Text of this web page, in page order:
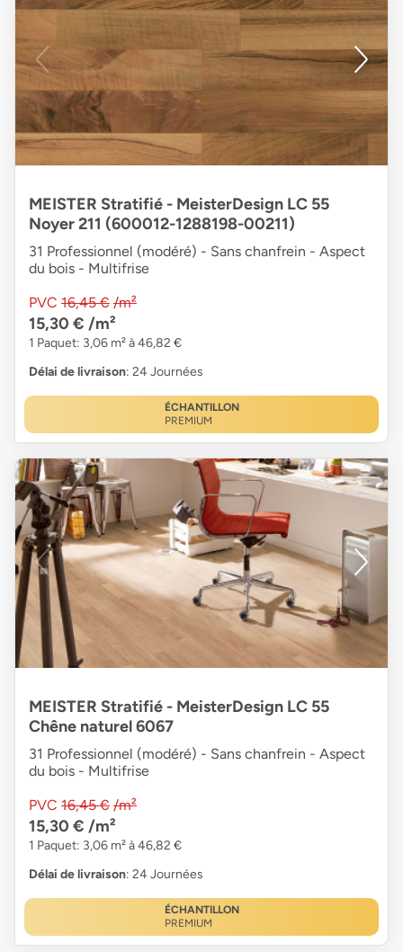
MEISTER Stratifié - MeisterDesign LC 55
Noyer 211 (600012-1288198-00211)
31 Professionnel (modéré) - Sans chanfrein - Aspect
du bois - Multifrise
PVC 16,45 € /m²
15,30 € /m²
1 Paquet: 3,06 m² à 46,82 €
Délai de livraison: 24 Journées
ÉCHANTILLON
PREMIUM
MEISTER Stratifié - MeisterDesign LC 55
Chêne naturel 6067
31 Professionnel (modéré) - Sans chanfrein - Aspect
du bois - Multifrise
PVC 16,45 € /m²
15,30 € /m²
1 Paquet: 3,06 m² à 46,82 €
Délai de livraison: 24 Journées
ÉCHANTILLON
PREMIUM